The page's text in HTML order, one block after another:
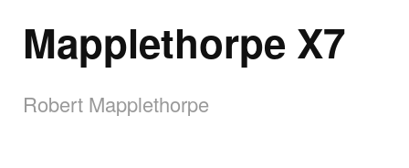
Mapplethorpe X7
Robert Mapplethorpe